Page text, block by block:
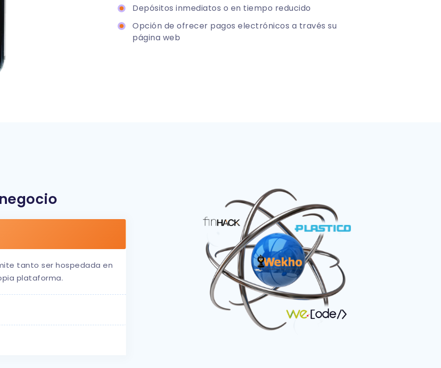
Depósitos inmediatos o en tiempo reducido
Opción de ofrecer pagos electrónicos a través su
página web
tanto ser hospedada en
plataforma.